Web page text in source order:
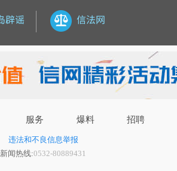
服务 爆料 招聘
违法和不良信息举报
新闻热线:0532-80889431